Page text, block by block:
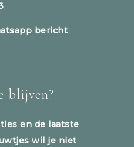
bericht
blijven?
en de laatste
wil je niet